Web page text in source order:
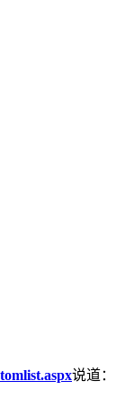
说道：